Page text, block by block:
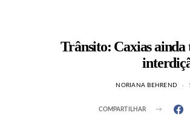
Trânsito: Caxias ainda
NORIANA BEHREND
COMPARTILHAR